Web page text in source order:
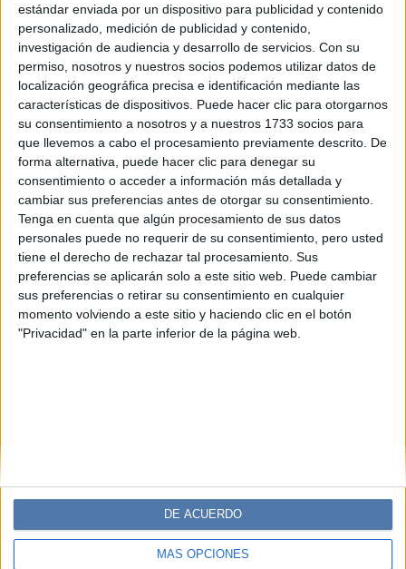
estándar enviada por un dispositivo para publicidad y contenido
personalizado, medición de publicidad y contenido,
investigación de audiencia y desarrollo de servicios. Con su
permiso, nosotros y nuestros socios podemos utilizar datos de
localización geográfica precisa e identificación mediante las
características de dispositivos. Puede hacer clic para otorgarnos
su consentimiento a nosotros y a nuestros 1733 socios para
que llevemos a cabo el procesamiento previamente descrito. De
forma alternativa, puede hacer clic para denegar su
consentimiento o acceder a información más detallada y
cambiar sus preferencias antes de otorgar su consentimiento.
Tenga en cuenta que algún procesamiento de sus datos
personales puede no requerir de su consentimiento, pero usted
tiene el derecho de rechazar tal procesamiento. Sus
preferencias se aplicarán solo a este sitio web. Puede cambiar
sus preferencias o retirar su consentimiento en cualquier
momento volviendo a este sitio y haciendo clic en el botón
"Privacidad" en la parte inferior de la página web.
MÁS OPCIONES
DE ACUERDO
SOCIEDAD05-03-2025 14:55
Jacquemus anuncia nueva CEO,
conocé a Sarah Benady
Sarah Benady es la nueva Chief Executive Officer de
Jacquemus, después de presidir la región de Norteamérica
para Celine.
Por Sara González Velásquez